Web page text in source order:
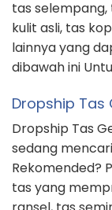
tas
kulit asli, tas
lainnya yang
dibawah ini
Dropship Tas
Dropship Tas
sedang
Rekomended?
tas yang